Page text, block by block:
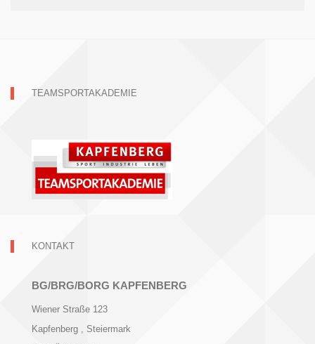
TEAMSPORTAKADEMIE
KONTAKT
BG/BRG/BORG KAPFENBERG
Wiener Straße 123
Kapfenberg , Steiermark